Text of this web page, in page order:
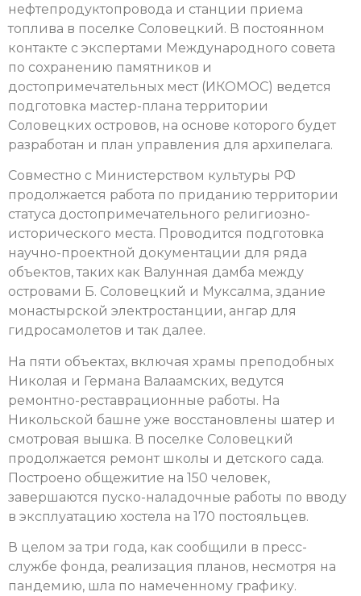
нефтепродуктопровода и станции приема
топлива в поселке Соловецкий. В постоянном
контакте с экспертами Международного совета
по сохранению памятников и
достопримечательных мест (ИКОМОС) ведется
подготовка мастер-плана территории
Соловецких островов, на основе которого будет
разработан и план управления для архипелага.
Совместно с Министерством культуры РФ
продолжается работа по приданию территории
статуса достопримечательного религиозно-
исторического места. Проводится подготовка
научно-проектной документации для ряда
объектов, таких как Валунная дамба между
островами Б. Соловецкий и Муксалма, здание
монастырской электростанции, ангар для
гидросамолетов и так далее.
На пяти объектах, включая храмы преподобных
Николая и Германа Валаамских, ведутся
ремонтно-реставрационные работы. На
Никольской башне уже восстановлены шатер и
смотровая вышка. В поселке Соловецкий
продолжается ремонт школы и детского сада.
Построено общежитие на 150 человек,
завершаются пуско-наладочные работы по вводу
в эксплуатацию хостела на 170 постояльцев.
В целом за три года, как сообщили в пресс-
службе фонда, реализация планов, несмотря на
пандемию, шла по намеченному графику.